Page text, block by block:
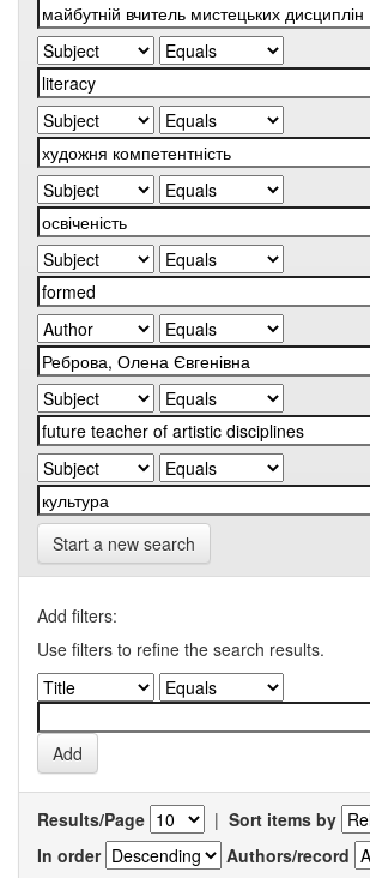
Start a new search
Add filters:
Use filters to refine the search results.
Results/Page | Sort items by
In order
Authors/record